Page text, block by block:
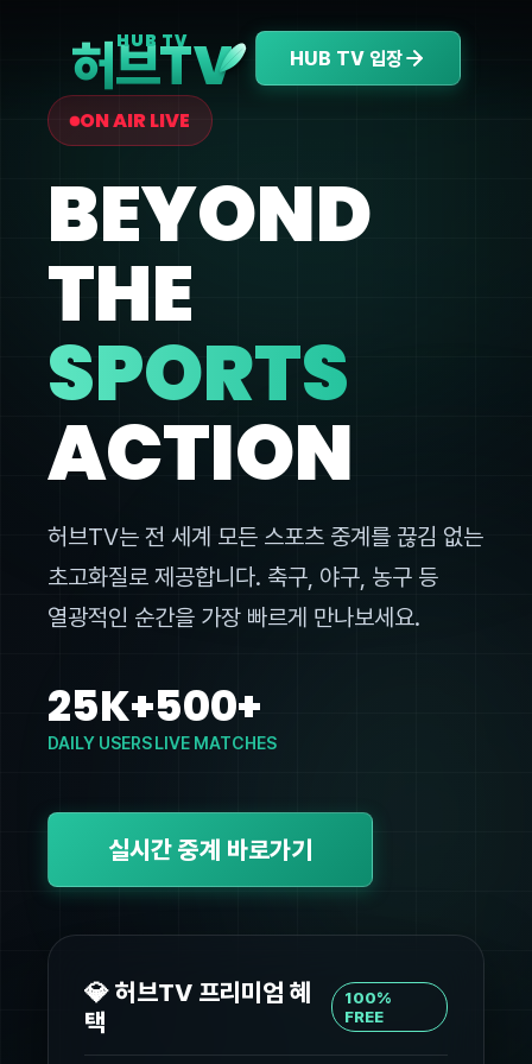
HUB TV
허브TV HUB TV 입장
ON AIR LIVE
BEYOND
THE
SPORTS
ACTION
허브TV는 전 세계 모든 스포츠 중계를 끊김 없는
초고화질로 제공합니다. 축구, 야구, 농구 등
열광적인 순간을 가장 빠르게 만나보세요.
25K+
DAILY USERS
500+
LIVE MATCHES
실시간 중계 바로가기
💎 허브TV 프리미엄 혜
택
100%
FREE